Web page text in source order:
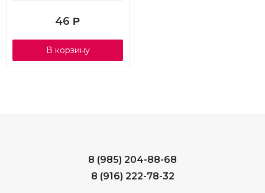
46 Р
В корзину
8 (985) 204-88-68
8 (916) 222-78-32